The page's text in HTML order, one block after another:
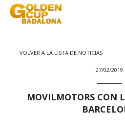
VOLVER A LA LISTA DE NOTICIAS
27/02/2019
MOVILMOTORS CON